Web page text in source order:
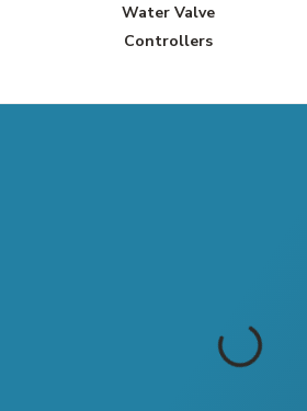
Water Valve
Controllers